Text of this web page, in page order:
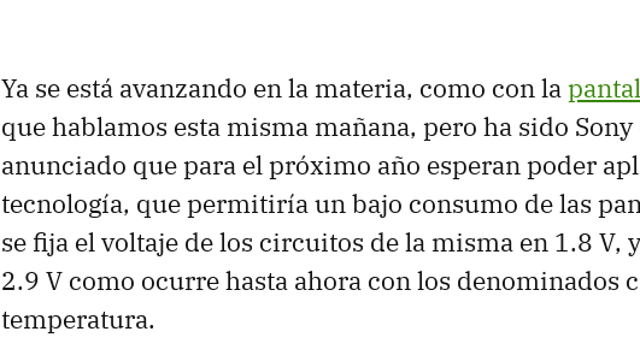
Ya se está avanzando en la materia, como con la
que hablamos esta misma mañana, pero ha sido
anunciado que para el próximo año esperan poder
tecnología, que permitiría un bajo consumo de las
se fija el voltaje de los circuitos de la misma en 1.8 V,
2.9 V como ocurre hasta ahora con los denominados
temperatura.